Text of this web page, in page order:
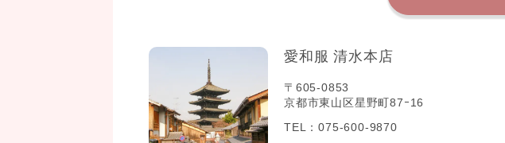
愛和服 清水本店
〒605-0853
京都市東山区星野町87ｰ16
TEL：075-600-9870